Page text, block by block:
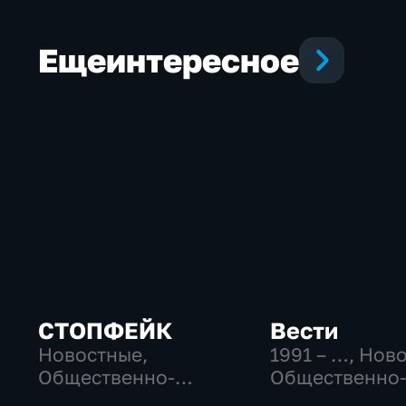
Ещеинтересное
СТОПФЕЙК
Новостные,
Общественно-
Вести
1991 – …,
Общественно-